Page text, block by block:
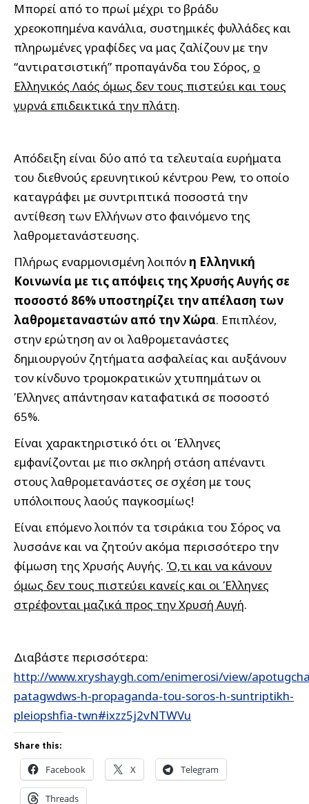
Μπορεί από το πρωί μέχρι το βράδυ
χρεοκοπημένα κανάλια, συστημικές φυλλάδες και
πληρωμένες γραφίδες να μας ζαλίζουν με την
“αντιρατσιστική” προπαγάνδα του Σόρος, ο
Ελληνικός Λαός όμως δεν τους πιστεύει και τους
γυρνά επιδεικτικά την πλάτη.
Απόδειξη είναι δύο από τα τελευταία ευρήματα
του διεθνούς ερευνητικού κέντρου Pew, το οποίο
καταγράφει με συντριπτικά ποσοστά την
αντίθεση των Ελλήνων στο φαινόμενο της
λαθρομετανάστευσης.
Πλήρως εναρμονισμένη λοιπόν η Ελληνική
Κοινωνία με τις απόψεις της Χρυσής Αυγής σε
ποσοστό 86% υποστηρίζει την απέλαση των
λαθρομεταναστών από την Χώρα. Επιπλέον,
στην ερώτηση αν οι λαθρομετανάστες
δημιουργούν ζητήματα ασφαλείας και αυξάνουν
τον κίνδυνο τρομοκρατικών χτυπημάτων οι
Έλληνες απάντησαν καταφατικά σε ποσοστό
65%.
Είναι χαρακτηριστικό ότι οι Έλληνες
εμφανίζονται με πιο σκληρή στάση απέναντι
στους λαθρομετανάστες σε σχέση με τους
υπόλοιπους λαούς παγκοσμίως!
Είναι επόμενο λοιπόν τα τσιράκια του Σόρος να
λυσσάνε και να ζητούν ακόμα περισσότερο την
φίμωση της Χρυσής Αυγής. Ό,τι και να κάνουν
όμως δεν τους πιστεύει κανείς και οι Έλληνες
στρέφονται μαζικά προς την Χρυσή Αυγή.
Διαβάστε περισσότερα:
http://www.xryshaygh.com/enimerosi/view/
patagwdws-h-propaganda-tou-soros-h-suntriptikh-
pleiopshfia-twn#ixzz5j2vNTWVu
Share this:
Facebook X Telegram
Threads